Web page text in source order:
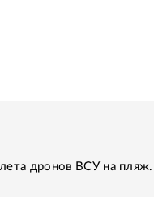
дронов ВСУ на пляж.